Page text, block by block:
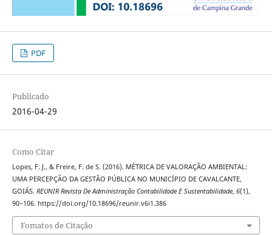
PDF
Publicado
2016-04-29
Como Citar
Lopes, F. J., & Freire, F. de S. (2016). MÉTRICA DE VALORAÇÃO AMBIENTAL:
UMA PERCEPÇÃO DA GESTÃO PÚBLICA NO MUNICÍPIO DE CAVALCANTE,
GOIÁS. REUNIR Revista De Administração Contabilidade E Sustentabilidade, 6(1),
90–106. https://doi.org/10.18696/reunir.v6i1.386
Fomatos de Citação